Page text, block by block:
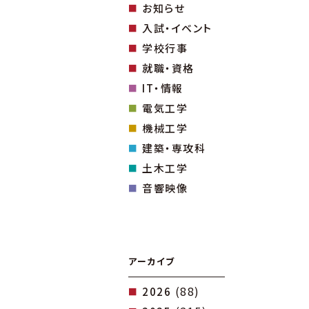
お知らせ
入試・イベント
学校行事
就職・資格
IT・情報
電気工学
機械工学
建築・専攻科
土木工学
音響映像
アーカイブ
2026 (88)